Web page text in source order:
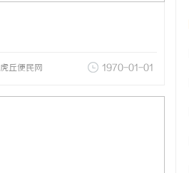
虎丘便民网 1970-01-01